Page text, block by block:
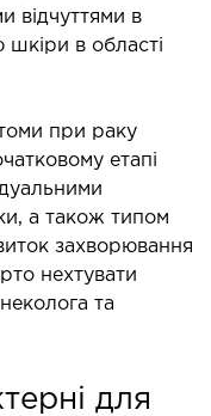
відчуттями в
шкіри в області
при раку
етапі
а також типом
захворювання
нехтувати
та
для